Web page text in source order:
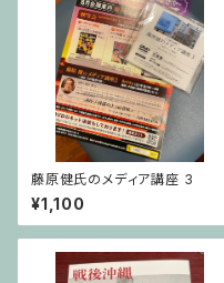
藤原健氏のメディア講座 3
¥1,100